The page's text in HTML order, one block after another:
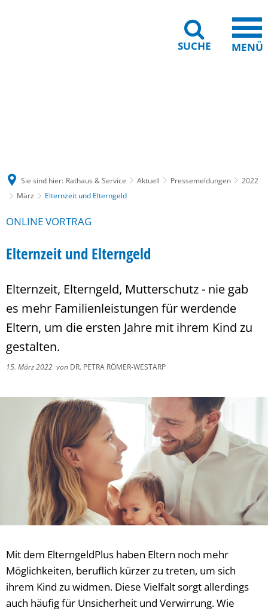
SUCHE MENÜ
Sie sind hier: Rathaus & Service Aktuell Pressemeldungen
2022
März
Elternzeit und Elterngeld
ONLINE VORTRAG
Elternzeit und Elterngeld
Elternzeit, Elterngeld, Mutterschutz - nie gab
es mehr Familienleistungen für werdende
Eltern, um die ersten Jahre mit ihrem Kind zu
gestalten.
15. März 2022 von DR. PETRA RÖMER-WESTARP
Mit dem ElterngeldPlus haben Eltern noch mehr
Möglichkeiten, beruflich kürzer zu treten, um sich
ihrem Kind zu widmen. Diese Vielfalt sorgt allerdings
auch häufig für Unsicherheit und Verwirrung. Wie